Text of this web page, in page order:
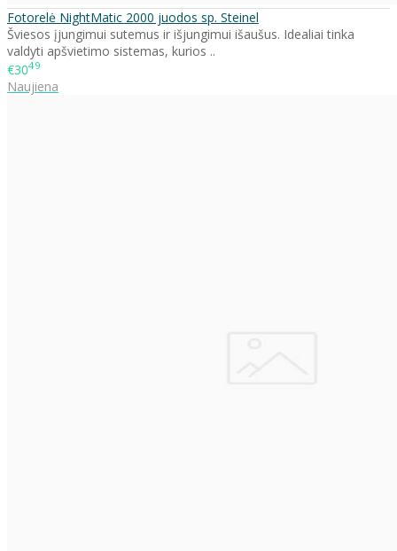
Fotorelė NightMatic 2000 juodos sp. Steinel
Šviesos įjungimui sutemus ir išjungimui išaušus. Idealiai tinka
valdyti apšvietimo sistemas, kurios ..
€3049
Naujiena